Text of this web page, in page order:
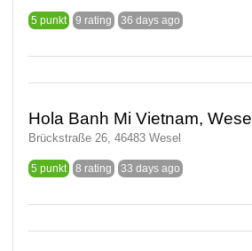
5 punkt 9 rating 36 days ago
Hola Banh Mi Vietnam, Wesel
Brückstraße 26, 46483 Wesel
5 punkt 8 rating 33 days ago